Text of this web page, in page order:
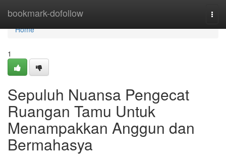
bookmark-dofollow
Home
Home
1
Sepuluh Nuansa Pengecat
Ruangan Tamu Untuk
Menampakkan Anggun dan
Bermahasya